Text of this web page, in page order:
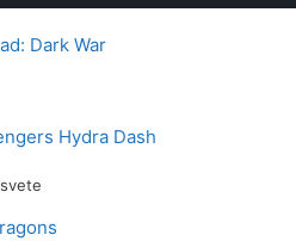
Dark War
Hydra Dash